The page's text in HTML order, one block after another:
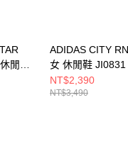
閒鞋
ADIDAS CITY
女 休閒鞋 JI0831
NT$2,390
NT$3,490